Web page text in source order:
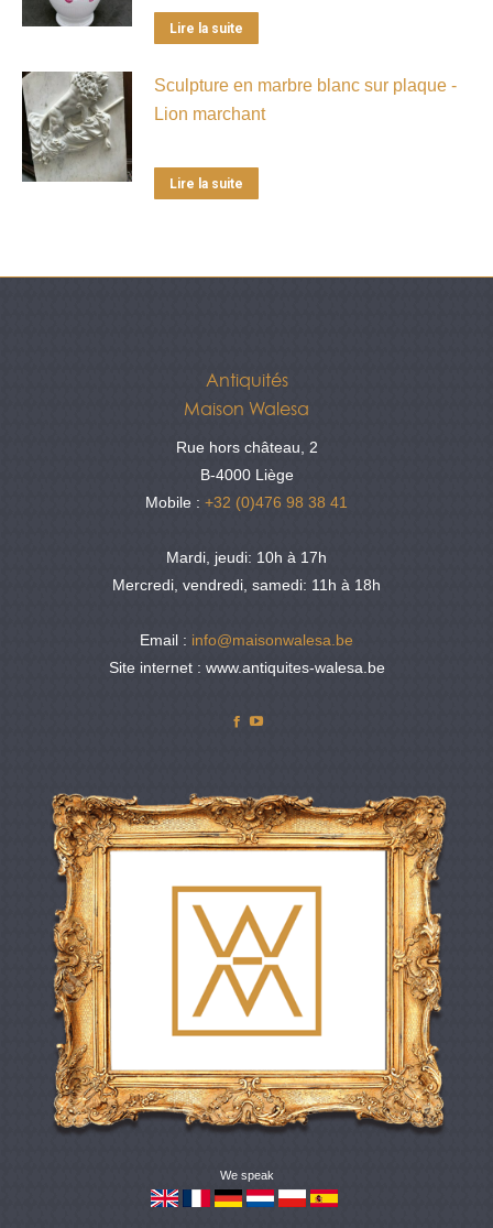
Lire la suite
Sculpture en marbre blanc sur plaque -
Lion marchant
Lire la suite
Antiquités
Maison Walesa
Rue hors château, 2
B-4000 Liège
Mobile : +32 (0)476 98 38 41
Mardi, jeudi: 10h à 17h
Mercredi, vendredi, samedi: 11h à 18h
Email : info@maisonwalesa.be
Site internet : www.antiquites-walesa.be
Facebook
We speak